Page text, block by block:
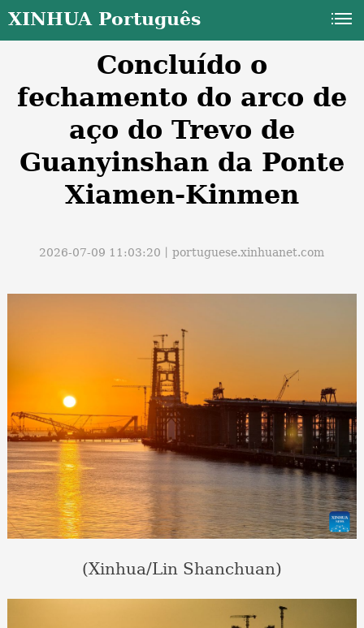
XINHUA Português
Concluído o
fechamento do arco de
aço do Trevo de
Guanyinshan da Ponte
Xiamen-Kinmen
2026-07-09 11:03:20丨portuguese.xinhuanet.com
(Xinhua/Lin Shanchuan)